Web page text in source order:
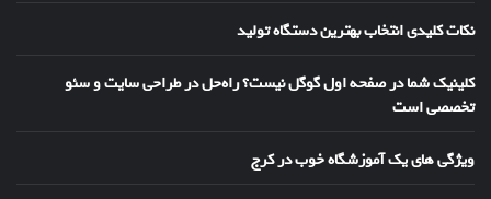
نکات کلیدی انتخاب بهترین دستگاه تولید
کلینیک شما در صفحه اول گوگل نیست؟ راه‌حل در طراحی سایت و سئو
تخصصی است
ویژگی های یک آموزشگاه خوب در کرج